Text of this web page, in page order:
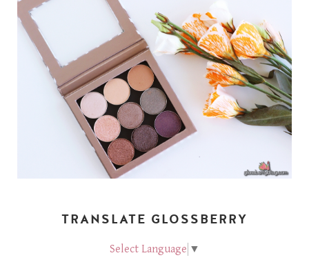
TRANSLATE GLOSSBERRY
Select Language ▼